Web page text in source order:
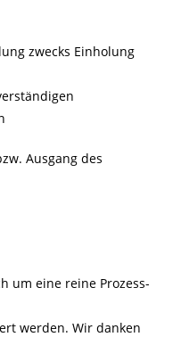
zwecks Einholung
Ausgang des
um eine reine Prozess-
werden. Wir danken